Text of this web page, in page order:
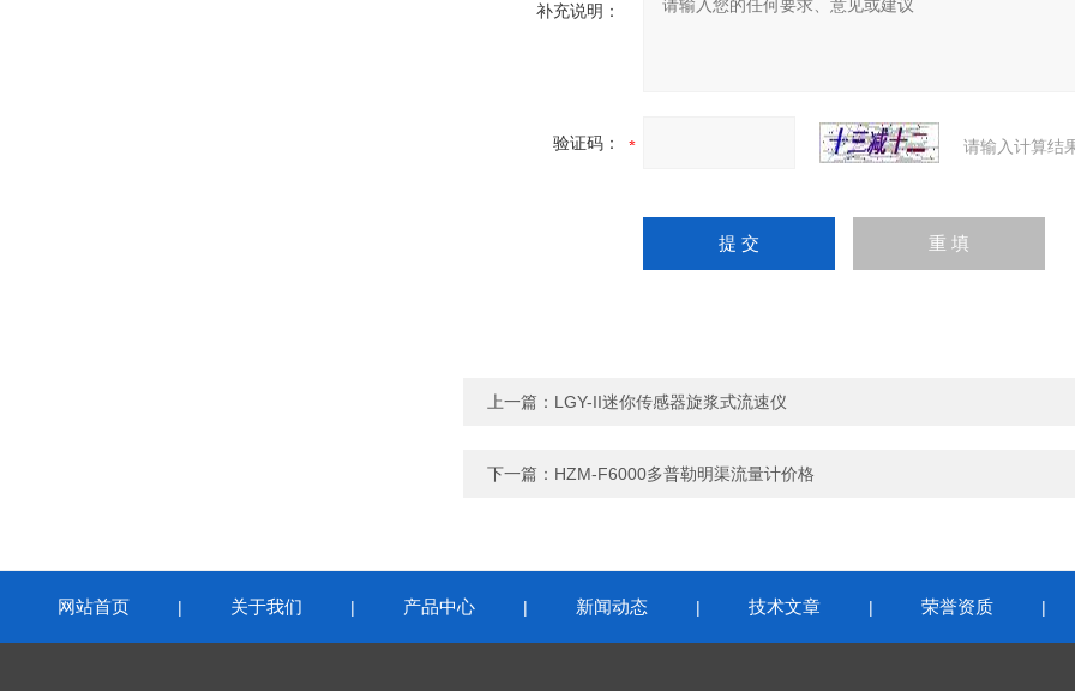
补充说明：
验证码： 请输入计算结
上一篇： LGY-II迷你传感器旋浆式流速仪
下一篇： HZM-F6000多普勒明渠流量计价格
网站首页 | 关于我们 | 产品中心 | 新闻动态 | 技术文章 | 荣誉资质 |